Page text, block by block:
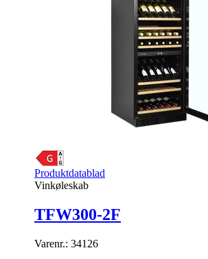
Produktdatablad
Vinkøleskab
TFW300-2F
Varenr.: 34126